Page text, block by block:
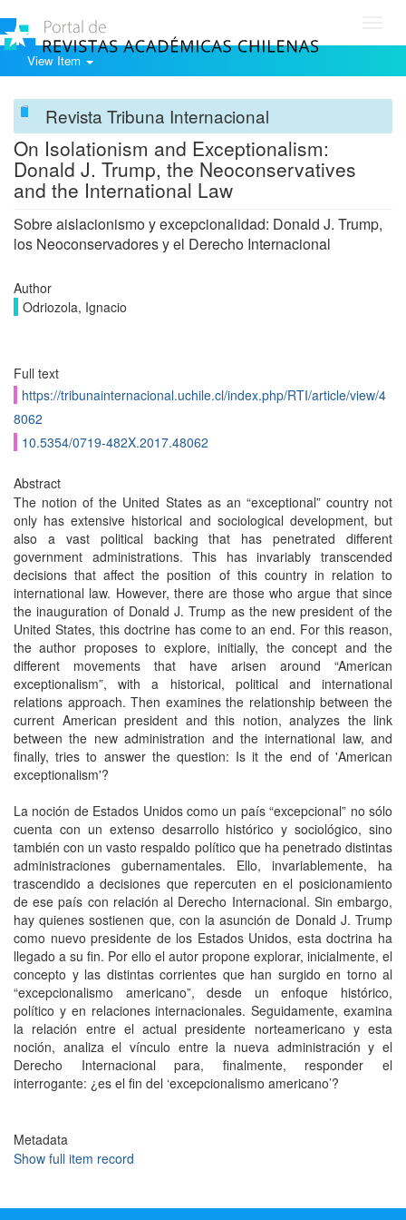
View Item
Revista Tribuna Internacional
On Isolationism and Exceptionalism:
Donald J. Trump, the Neoconservatives
and the International Law
Sobre aislacionismo y excepcionalidad: Donald J. Trump,
los Neoconservadores y el Derecho Internacional
Author
Odriozola, Ignacio
Full text
https://tribunainternacional.uchile.cl/index.php/RTI/article/view/4
8062
10.5354/0719-482X.2017.48062
Abstract
The notion of the United States as an “exceptional” country not
only has extensive historical and sociological development, but
also a vast political backing that has penetrated different
government administrations. This has invariably transcended
decisions that affect the position of this country in relation to
international law. However, there are those who argue that since
the inauguration of Donald J. Trump as the new president of the
United States, this doctrine has come to an end. For this reason,
the author proposes to explore, initially, the concept and the
different movements that have arisen around “American
exceptionalism”, with a historical, political and international
relations approach. Then examines the relationship between the
current American president and this notion, analyzes the link
between the new administration and the international law, and
finally, tries to answer the question: Is it the end of 'American
exceptionalism'?
La noción de Estados Unidos como un país “excepcional” no sólo
cuenta con un extenso desarrollo histórico y sociológico, sino
también con un vasto respaldo político que ha penetrado distintas
administraciones gubernamentales. Ello, invariablemente, ha
trascendido a decisiones que repercuten en el posicionamiento
de ese país con relación al Derecho Internacional. Sin embargo,
hay quienes sostienen que, con la asunción de Donald J. Trump
como nuevo presidente de los Estados Unidos, esta doctrina ha
llegado a su fin. Por ello el autor propone explorar, inicialmente, el
concepto y las distintas corrientes que han surgido en torno al
“excepcionalismo americano”, desde un enfoque histórico,
político y en relaciones internacionales. Seguidamente, examina
la relación entre el actual presidente norteamericano y esta
noción, analiza el vínculo entre la nueva administración y el
Derecho Internacional para, finalmente, responder el
interrogante: ¿es el fin del ‘excepcionalismo americano’?
Metadata
Show full item record